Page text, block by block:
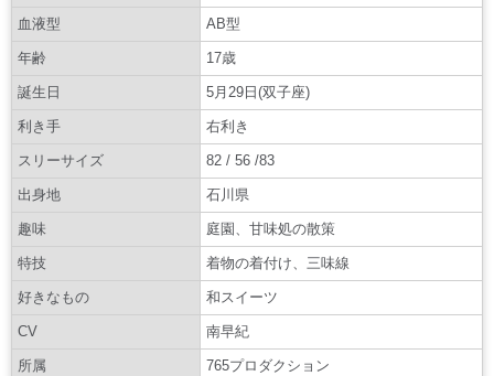
血液型 AB型
年齢 17歳
誕生日 5月29日(双子座)
利き手 右利き
スリーサイズ 82 / 56 /83
出身地 石川県
趣味 庭園、甘味処の散策
特技 着物の着付け、三味線
好きなもの 和スイーツ
CV 南早紀
所属 765プロダクション